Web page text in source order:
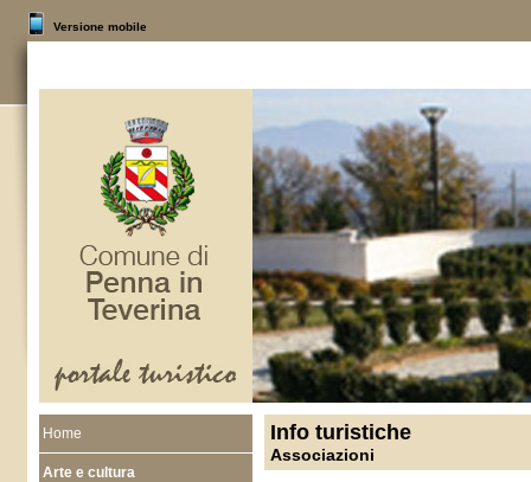
Versione mobile
Home
Arte e cultura
Info turistiche
Associazioni